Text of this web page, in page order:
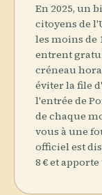
En 2025, un
citoyens de
les moins de
entrent
créneau
éviter la file
l'entrée de
de chaque
vous à une
officiel est
8 € et